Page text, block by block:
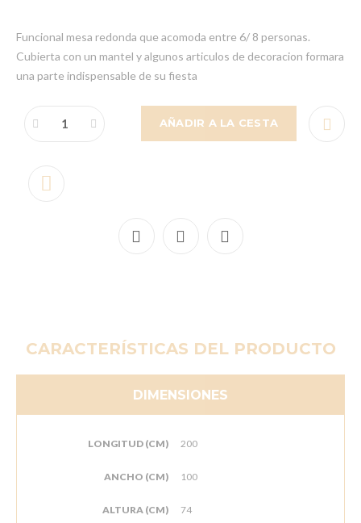
Funcional mesa redonda que acomoda entre 6/ 8 personas.
Cubierta con un mantel y algunos articulos de decoracion formara
una parte indispensable de su fiesta
AÑADIR A LA CESTA
CARACTERÍSTICAS DEL PRODUCTO
DIMENSIONES
LONGITUD (CM) 200
ANCHO (CM) 100
ALTURA (CM) 74